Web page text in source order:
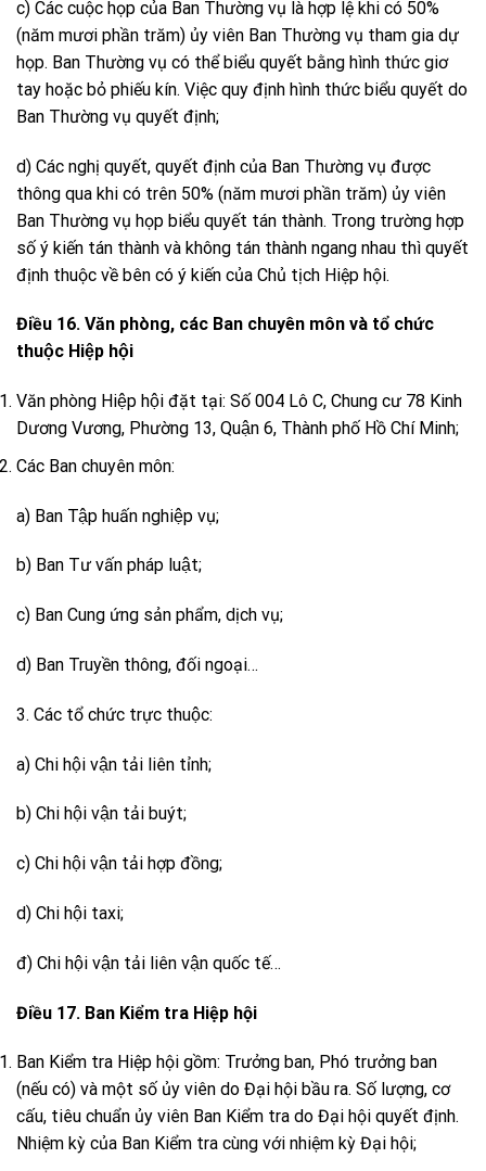
c) Các cuộc họp của Ban Thường vụ là hợp lệ khi có 50%
(năm mươi phần trăm) ủy viên Ban Thường vụ tham gia dự
họp. Ban Thường vụ có thể biểu quyết bằng hình thức giơ
tay hoặc bỏ phiếu kín. Việc quy định hình thức biểu quyết do
Ban Thường vụ quyết định;
d) Các nghị quyết, quyết định của Ban Thường vụ được
thông qua khi có trên 50% (năm mươi phần trăm) ủy viên
Ban Thường vụ họp biểu quyết tán thành. Trong trường hợp
số ý kiến tán thành và không tán thành ngang nhau thì quyết
định thuộc về bên có ý kiến của Chủ tịch Hiệp hội.
Điều 16. Văn phòng, các Ban chuyên môn và tổ chức
thuộc Hiệp hội
Văn phòng Hiệp hội đặt tại: Số 004 Lô C, Chung cư 78 Kinh
Dương Vương, Phường 13, Quận 6, Thành phố Hồ Chí Minh;
Các Ban chuyên môn:
a) Ban Tập huấn nghiệp vụ;
b) Ban Tư vấn pháp luật;
c) Ban Cung ứng sản phẩm, dịch vụ;
d) Ban Truyền thông, đối ngoại…
3. Các tổ chức trực thuộc:
a) Chi hội vận tải liên tỉnh;
b) Chi hội vận tải buýt;
c) Chi hội vận tải hợp đồng;
d) Chi hội taxi;
đ) Chi hội vận tải liên vận quốc tế…
Điều 17. Ban Kiểm tra Hiệp hội
Ban Kiểm tra Hiệp hội gồm: Trưởng ban, Phó trưởng ban
(nếu có) và một số ủy viên do Đại hội bầu ra. Số lượng, cơ
cấu, tiêu chuẩn ủy viên Ban Kiểm tra do Đại hội quyết định.
Nhiệm kỳ của Ban Kiểm tra cùng với nhiệm kỳ Đại hội;